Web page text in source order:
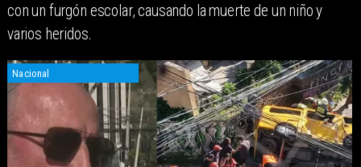
con un furgón escolar, causando la muerte de un niño y
varios heridos.
Nacional